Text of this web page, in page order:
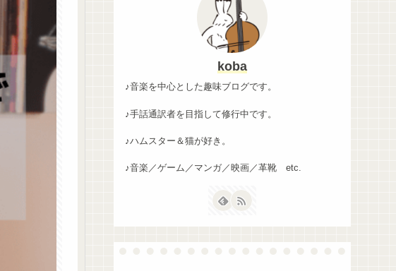
koba
♪音楽を中心とした趣味ブログです。
♪手話通訳者を目指して修行中です。
♪ハムスター＆猫が好き。
♪音楽／ゲーム／マンガ／映画／革靴 etc.